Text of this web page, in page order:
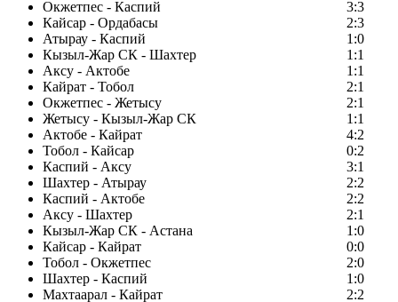
Окжетпес - Каспий
3:3
Кайсар - Ордабасы
2:3
Атырау - Каспий
1:0
Кызыл-Жар СК - Шахтер
1:1
Аксу - Актобе
1:1
Кайрат - Тобол
2:1
Окжетпес - Жетысу
2:1
Жетысу - Кызыл-Жар СК
1:1
Актобе - Кайрат
4:2
Тобол - Кайсар
0:2
Каспий - Аксу
3:1
Шахтер - Атырау
2:2
Каспий - Актобе
2:2
Аксу - Шахтер
2:1
Кызыл-Жар СК - Астана
1:0
Кайсар - Кайрат
0:0
Тобол - Окжетпес
2:0
Шахтер - Каспий
1:0
Махтаарал - Кайрат
2:2